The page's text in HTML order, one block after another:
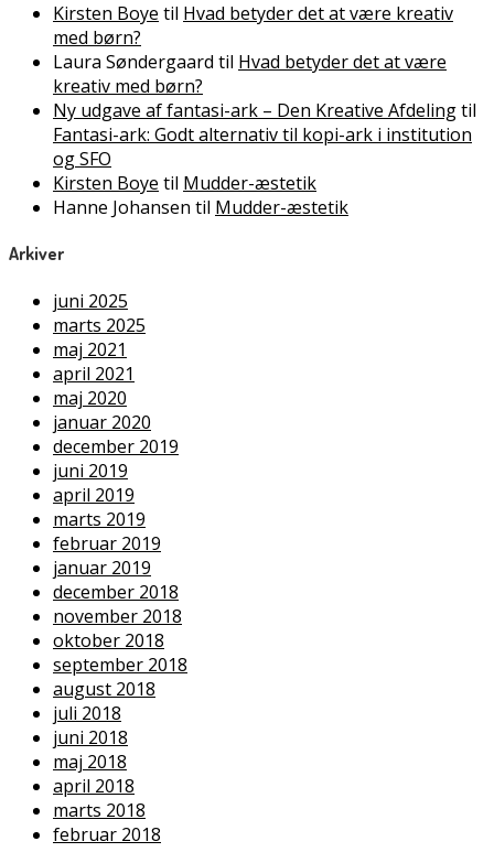
Kirsten Boye til Hvad betyder det at være kreativ
med børn?
Laura Søndergaard til Hvad betyder det at være
kreativ med børn?
Ny udgave af fantasi-ark – Den Kreative Afdelingtil
Fantasi-ark: Godt alternativ til kopi-ark i institution
og SFO
Kirsten Boye til Mudder-æstetik
Hanne Johansen til Mudder-æstetik
Arkiver
juni 2025
marts 2025
maj 2021
april 2021
maj 2020
januar 2020
december 2019
juni 2019
april 2019
marts 2019
februar 2019
januar 2019
december 2018
november 2018
oktober 2018
september 2018
august 2018
juli 2018
juni 2018
maj 2018
april 2018
marts 2018
februar 2018